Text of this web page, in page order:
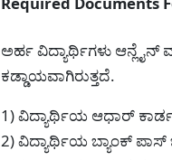
ಅರ್ಹ ವಿದ್ಯಾರ್ಥಿಗಳು ಆನ್ಲೈನ್
ಕಡ್ಡಾಯವಾಗಿರುತ್ತದೆ.
1) ವಿದ್ಯಾರ್ಥಿಯ ಆಧಾರ್
2) ವಿದ್ಯಾರ್ಥಿಯ ಬ್ಯಾಂಕ್ ಪಾಸ್